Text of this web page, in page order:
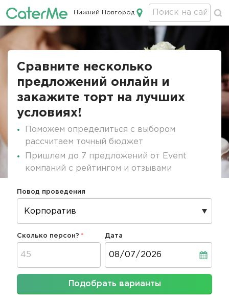
Кейтеринг в Нижнем Новгороде
Нижний Новгород
Сравните несколько
предложений онлайн и
закажите торт на лучших
условиях!
Поможем определиться с выбором
рассчитаем точный бюджет
Пришлем до 7 предложений от Event
компаний с рейтингом и отзывами
Повод проведения
Сколько персон? Дата
Подобрать варианты